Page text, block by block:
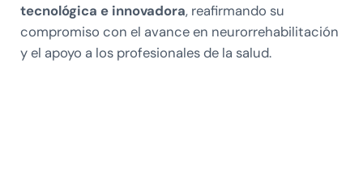
tecnológica e innovadora, reafirmando su
compromiso con el avance en neurorrehabilitación
y el apoyo a los profesionales de la salud.